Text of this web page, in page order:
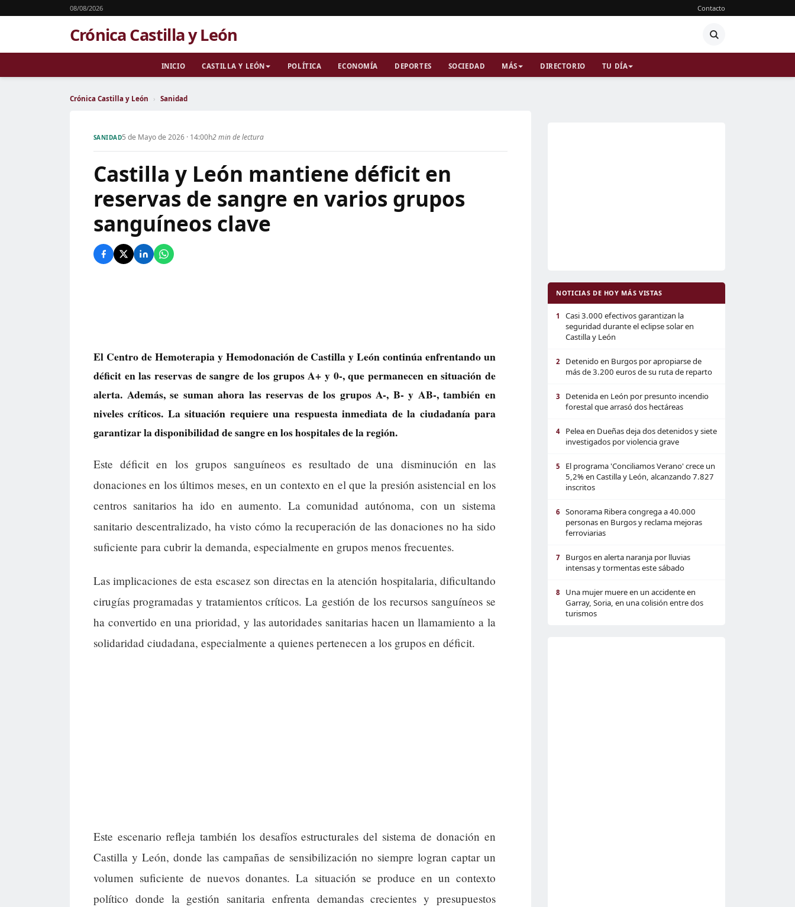
08/08/2026 Contacto
Crónica Castilla y León
INICIO CASTILLA Y LEÓN POLÍTICA ECONOMÍA DEPORTES SOCIEDAD MÁS DIRECTORIO TU DÍA
Crónica Castilla y León › Sanidad
SANIDAD5 de Mayo de 2026 · 14:00h2 min de lectura
Castilla y León mantiene déficit en
reservas de sangre en varios grupos
sanguíneos clave
El Centro de Hemoterapia y Hemodonación de Castilla y León continúa enfrentando un
déficit en las reservas de sangre de los grupos A+ y 0-, que permanecen en situación de
alerta. Además, se suman ahora las reservas de los grupos A-, B- y AB-, también en
niveles críticos. La situación requiere una respuesta inmediata de la ciudadanía para
garantizar la disponibilidad de sangre en los hospitales de la región.
Este déficit en los grupos sanguíneos es resultado de una disminución en las
donaciones en los últimos meses, en un contexto en el que la presión asistencial en los
centros sanitarios ha ido en aumento. La comunidad autónoma, con un sistema
sanitario descentralizado, ha visto cómo la recuperación de las donaciones no ha sido
suficiente para cubrir la demanda, especialmente en grupos menos frecuentes.
Las implicaciones de esta escasez son directas en la atención hospitalaria, dificultando
cirugías programadas y tratamientos críticos. La gestión de los recursos sanguíneos se
ha convertido en una prioridad, y las autoridades sanitarias hacen un llamamiento a la
solidaridad ciudadana, especialmente a quienes pertenecen a los grupos en déficit.
Este escenario refleja también los desafíos estructurales del sistema de donación en
Castilla y León, donde las campañas de sensibilización no siempre logran captar un
volumen suficiente de nuevos donantes. La situación se produce en un contexto
político donde la gestión sanitaria enfrenta demandas crecientes y presupuestos
NOTICIAS DE HOY MÁS VISTAS
1
Casi 3.000 efectivos garantizan la
seguridad durante el eclipse solar en
Castilla y León
2
Detenido en Burgos por apropiarse de
más de 3.200 euros de su ruta de reparto
3
Detenida en León por presunto incendio
forestal que arrasó dos hectáreas
4
Pelea en Dueñas deja dos detenidos y siete
investigados por violencia grave
5
El programa 'Conciliamos Verano' crece un
5,2% en Castilla y León, alcanzando 7.827
inscritos
6
Sonorama Ribera congrega a 40.000
personas en Burgos y reclama mejoras
ferroviarias
7
Burgos en alerta naranja por lluvias
intensas y tormentas este sábado
8
Una mujer muere en un accidente en
Garray, Soria, en una colisión entre dos
turismos